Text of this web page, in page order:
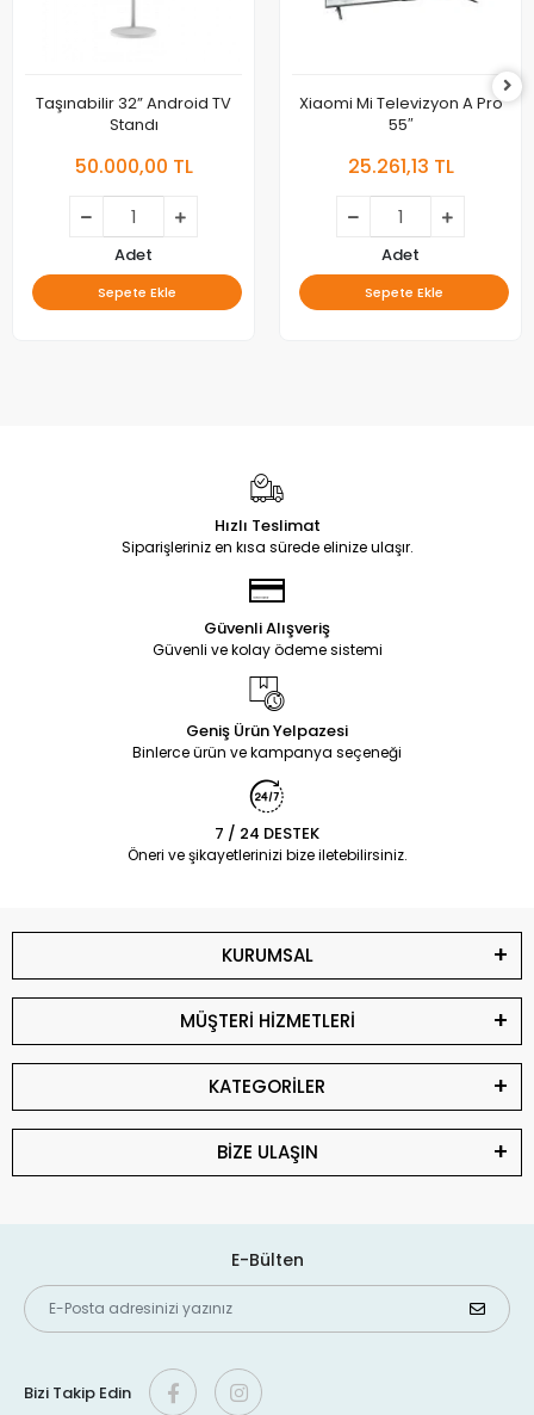
Taşınabilir 32” Android TV
Standı
50.000,00 TL
Adet
Sepete Ekle
Xiaomi Mi Televizyon A Pro
55″
25.261,13 TL
Adet
Sepete Ekle
Hızlı Teslimat
Siparişleriniz en kısa sürede elinize ulaşır.
Güvenli Alışveriş
Güvenli ve kolay ödeme sistemi
Geniş Ürün Yelpazesi
Binlerce ürün ve kampanya seçeneği
7 / 24 DESTEK
Öneri ve şikayetlerinizi bize iletebilirsiniz.
KURUMSAL
MÜŞTERİ HİZMETLERİ
KATEGORİLER
BİZE ULAŞIN
E-Bülten
Bizi Takip Edin